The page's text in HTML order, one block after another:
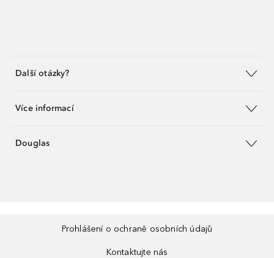
Další otázky?
Více informací
Douglas
Prohlášení o ochraně osobních údajů
Kontaktujte nás